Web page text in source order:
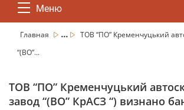
Меню
Главная ...
ТОВ “ПО” Кременчуцький
“(ВО”...
ТОВ “ПО” Кременчуцький
завод “(ВО” КрАСЗ “) визнано